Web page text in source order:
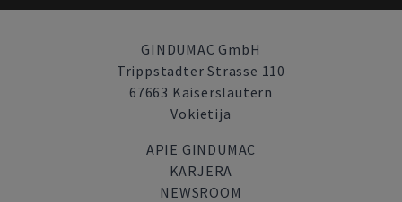
GINDUMAC GmbH
Trippstadter Strasse 110
67663 Kaiserslautern
Vokietija
APIE GINDUMAC
KARJERA
NEWSROOM